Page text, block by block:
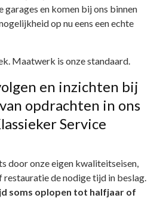
garages en komen bij ons binnen
op nu eens een echte
Maatwerk is onze standaard.
en inzichten bij
opdrachten in ons
Service
door onze eigen kwaliteitseisen,
restauratie de nodige tijd in beslag.
soms oplopen tot halfjaar of